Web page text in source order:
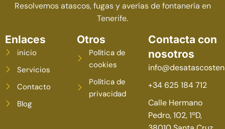
Resolvemos atascos, fugas y averías de fontanería en
Tenerife.
Enlaces
inicio
Servicios
Contacto
Blog
Otros
Política de
cookies
Política de
privacidad
Contacta con
nosotros
+34 625 184 712
Calle Hermano
Pedro, 102, 1ºD,